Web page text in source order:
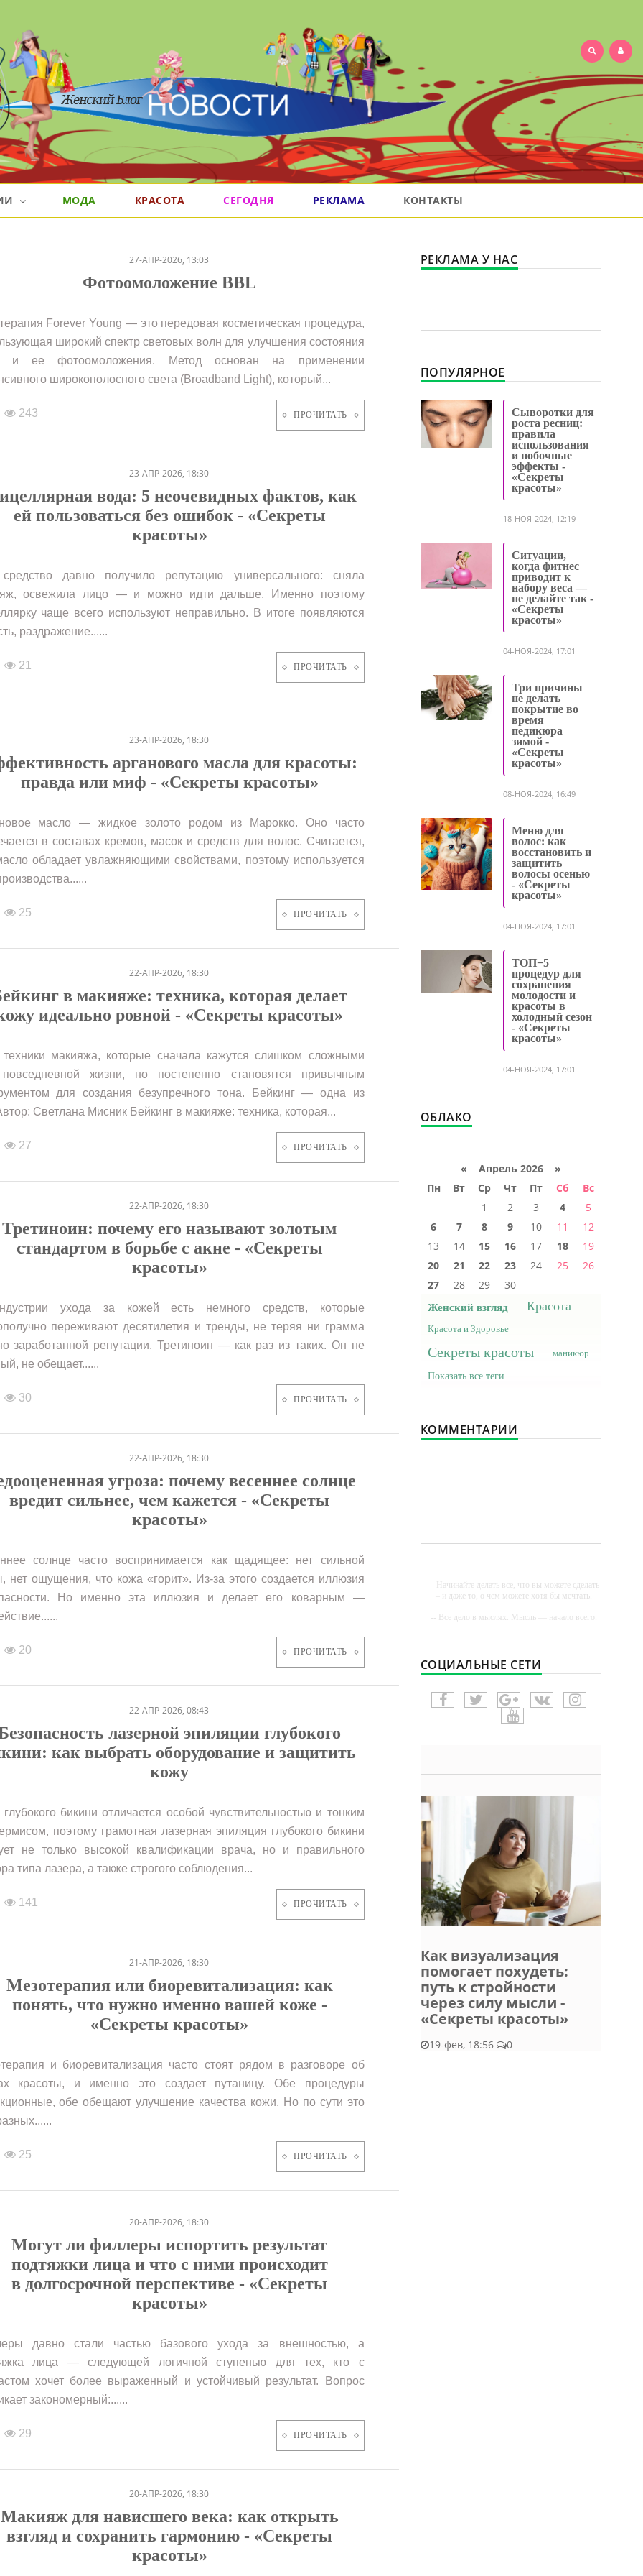
МОДА КРАСОТА СЕГОДНЯ РЕКЛАМА КОНТАКТЫ
27-АПР-2026, 13:03
Фотоомоложение BBL
Forever Young — это передовая косметическая процедура,
широкий спектр световых волн для улучшения состояния
и ее фотоомоложения. Метод основан на применении
широкополосного света (Broadband Light), который...
243 ПРОЧИТАТЬ
23-АПР-2026, 18:30
вода: 5 неочевидных фактов, как
ей пользоваться без ошибок - «Секреты
красоты»
давно получило репутацию универсального: сняла
освежила лицо — и можно идти дальше. Именно поэтому
чаще всего используют неправильно. В итоге появляются
раздражение......
21 ПРОЧИТАТЬ
23-АПР-2026, 18:30
арганового масла для красоты:
правда или миф - «Секреты красоты»
масло — жидкое золото родом из Марокко. Оно часто
в составах кремов, масок и средств для волос. Считается,
обладает увлажняющими свойствами, поэтому используется
25 ПРОЧИТАТЬ
22-АПР-2026, 18:30
в макияже: техника, которая делает
идеально ровной - «Секреты красоты»
техники макияжа, которые сначала кажутся слишком сложными
жизни, но постепенно становятся привычным
для создания безупречного тона. Бейкинг — одна из
Светлана Мисник Бейкинг в макияже: техника, которая...
27 ПРОЧИТАТЬ
22-АПР-2026, 18:30
Третиноин: почему его называют золотым
стандартом в борьбе с акне - «Секреты
красоты»
ухода за кожей есть немного средств, которые
переживают десятилетия и тренды, не теряя ни грамма
заработанной репутации. Третиноин — как раз из таких. Он не
не обещает......
30 ПРОЧИТАТЬ
22-АПР-2026, 18:30
угроза: почему весеннее солнце
вредит сильнее, чем кажется - «Секреты
красоты»
солнце часто воспринимается как щадящее: нет сильной
нет ощущения, что кожа «горит». Из-за этого создается иллюзия
Но именно эта иллюзия и делает его коварным —
20 ПРОЧИТАТЬ
22-АПР-2026, 08:43
лазерной эпиляции глубокого
как выбрать оборудование и защитить
кожу
бикини отличается особой чувствительностью и тонким
поэтому грамотная лазерная эпиляция глубокого бикини
не только высокой квалификации врача, но и правильного
типа лазера, а также строгого соблюдения...
141 ПРОЧИТАТЬ
21-АПР-2026, 18:30
Мезотерапия или биоревитализация: как
понять, что нужно именно вашей коже -
«Секреты красоты»
и биоревитализация часто стоят рядом в разговоре об
красоты, и именно это создает путаницу. Обе процедуры
обе обещают улучшение качества кожи. Но по сути это
25 ПРОЧИТАТЬ
20-АПР-2026, 18:30
Могут ли филлеры испортить результат
подтяжки лица и что с ними происходит
в долгосрочной перспективе - «Секреты
красоты»
давно стали частью базового ухода за внешностью, а
лица — следующей логичной ступенью для тех, кто с
хочет более выраженный и устойчивый результат. Вопрос
закономерный:......
29 ПРОЧИТАТЬ
20-АПР-2026, 18:30
Макияж для нависшего века: как открыть
взгляд и сохранить гармонию - «Секреты
красоты»
РЕКЛАМА У НАС
ПОПУЛЯРНОЕ
Сыворотки для
роста ресниц:
правила
использования
и побочные
эффекты -
«Секреты
красоты»
18-НОЯ-2024, 12:19
Ситуации,
когда фитнес
приводит к
набору веса —
не делайте так -
«Секреты
красоты»
04-НОЯ-2024, 17:01
Три причины
не делать
покрытие во
время
педикюра
зимой -
«Секреты
красоты»
08-НОЯ-2024, 16:49
Меню для
волос: как
восстановить и
защитить
волосы осенью
- «Секреты
красоты»
04-НОЯ-2024, 17:01
ТОП−5
процедур для
сохранения
молодости и
красоты в
холодный сезон
- «Секреты
красоты»
04-НОЯ-2024, 17:01
ОБЛАКО
« Апрель 2026 »
Пн
Вт Ср Чт Пт Сб
Вс
1
2 3 4
5
6
7 8 9 10 11
12
13
14 15 16 17 18
19
20
21 22 23 24 25
26
27
28 29 30
Женский взгляд Красота
Красота и Здоровье
Секреты красоты маникюр
Показать все теги
КОММЕНТАРИИ
-- Начинайте делать все, что вы можете сделать
– и даже то, о чем можете хотя бы мечтать.
-- Все дело в мыслях. Мысль — начало всего.
-- Идите уверенно по направлению к мечте.
придумали.
-- Самое большое богатство — это ум. Самая
большая нищета — глупость. Из всех страхов
когда их дают мне.
СОЦИАЛЬНЫЕ СЕТИ
Как визуализация
помогает похудеть:
путь к стройности
через силу мысли -
«Секреты красоты»
19-фев, 18:56 0